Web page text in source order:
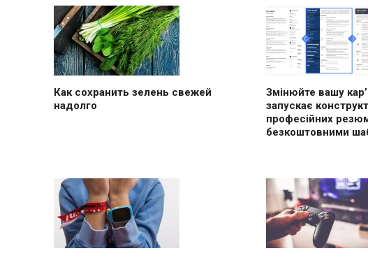
Как сохранить зелень свежей
надолго
Змінюйте вашу
запускає
професійних
безкоштовними